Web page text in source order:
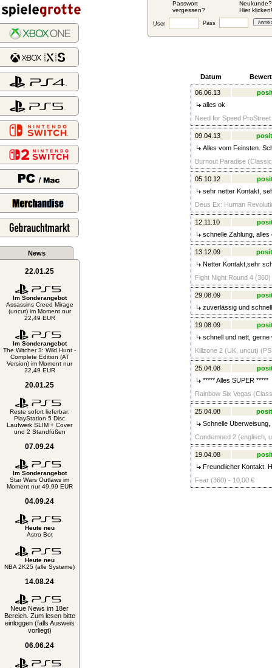
Passwort
vergessen?
Neukunde?
Hier klicken!
User Pass
News
22.01.25
Im Sonderangebot
Assassins Creed Mirage
(uncut) im Moment nur
22,49 EUR
Im Sonderangebot
The Witcher 3: Wild Hunt -
Complete Edition (AT
Version) im Moment nur
22,49 EUR
20.01.25
Reste sofort lieferbar:
PlayStation 5 Disc
Laufwerk SLIM + Cover
und 2 Standfüßen
07.09.24
Im Sonderangebot
Star Wars Outlaws im
Moment nur 49,99 EUR
04.09.24
Heute neu
Astro Bot
Heute neu
NBA 2K25 (alle Systeme)
14.08.24
Neue News im 18er
Bereich. Zum lesen bitte
einloggen (falls Ausweis
vorliegt)
06.06.24
Datum
06.06.13
alles ok
Need for Speed
09.04.13
Alles vom Feinsten.
Burnout Paradise
05.10.12
sehr netter Kontakt,
Deus Ex: Human
12.11.10
schnelle Zahlung, alles
13.12.09
Netter Kontakt,sehr
Fight Night Round 4
29.08.09
zuverlässig und
19.08.09
schnell und nett, gerne
Killzone 2 (UK, uncut)
25.04.08
***** Alles SUPER *****
Rainbow Six Vegas
25.04.08
Schnelle
Condemned 2 (englisch,
19.04.08
Freundlicher Kontakt.
Fear (360) - 10,00 €